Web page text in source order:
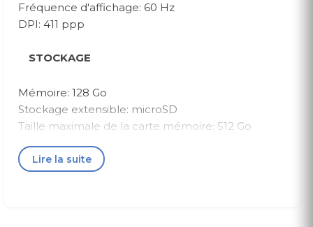
Fréquence d'affichage: 60 Hz
DPI: 411 ppp
STOCKAGE
Mémoire: 128 Go
Stockage extensible: microSD
Taille maximale de la carte mémoire: 512 Go
OTG: Oui
Lire la suite